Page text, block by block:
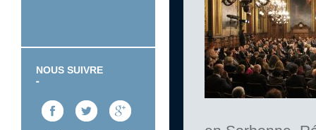
NOUS SUIVRE